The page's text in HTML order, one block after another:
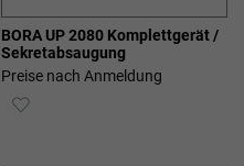
BORA UP 2080 Komplettgerät /
Sekretabsaugung
Preise nach Anmeldung
ZUR